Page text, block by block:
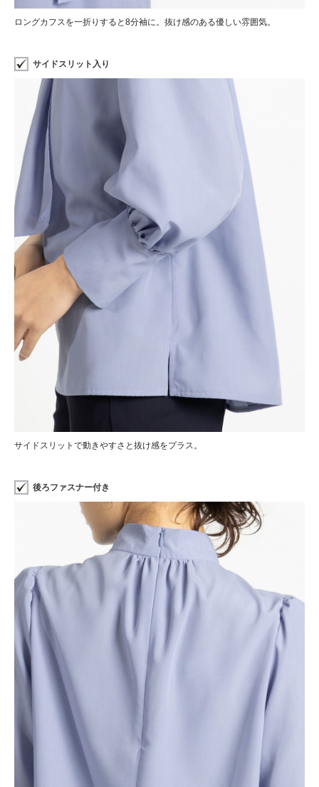
ロングカフスを一折りすると8分袖に。抜け感のある優しい雰囲気。
サイドスリット入り
サイドスリットで動きやすさと抜け感をプラス。
後ろファスナー付き